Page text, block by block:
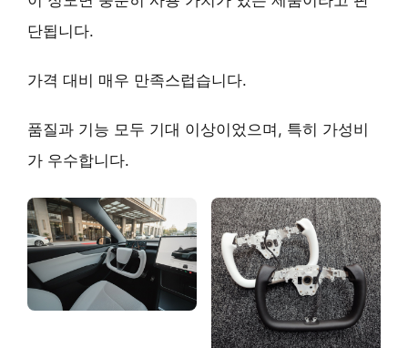
단됩니다.
가격 대비 매우 만족스럽습니다.
품질과 기능 모두 기대 이상이었으며, 특히 가성비
가 우수합니다.